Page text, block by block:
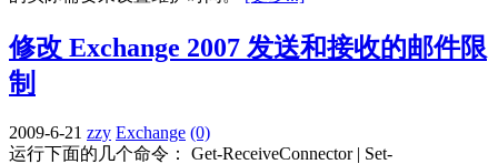
修改 Exchange 2007 发送和接收的邮件限
制
2009-6-21 zzy Exchange (0)
运行下面的几个命令： Get-ReceiveConnector | Set-